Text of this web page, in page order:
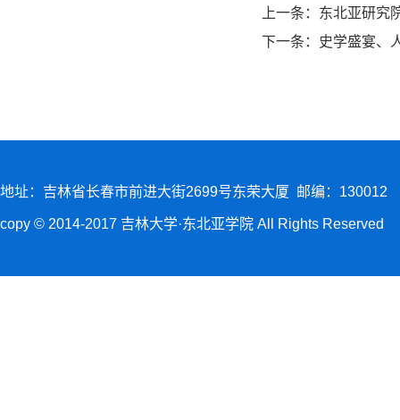
上一条： 东北亚研究
下一条：
史学盛宴、
地址：吉林省长春市前进大街2699号东荣大厦 邮编：130012
copy © 2014-2017 吉林大学·东北亚学院 All Rights Reserved